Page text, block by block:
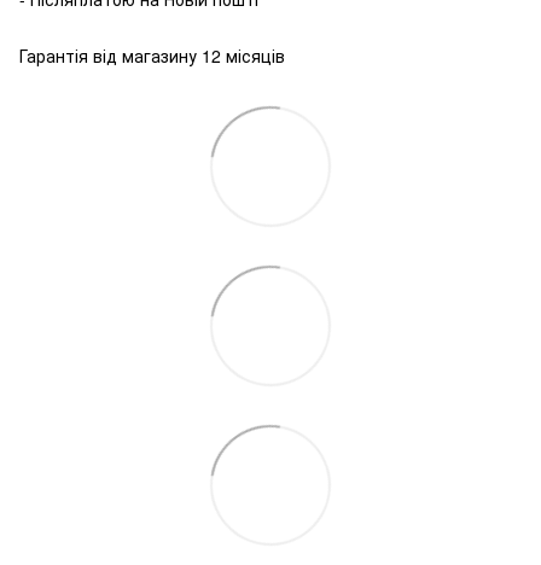
Гарантія від магазину 12 місяців